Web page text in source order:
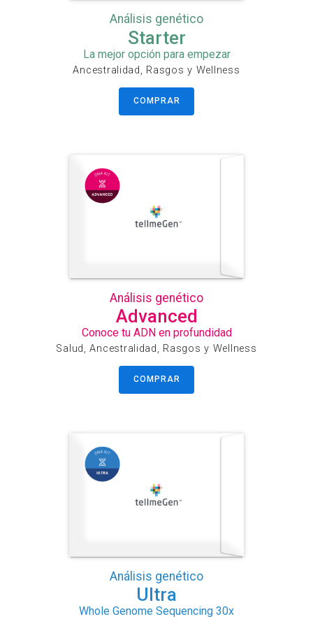
Análisis genético
Starter
La mejor opción para empezar
Ancestralidad, Rasgos y Wellness
COMPRAR
Análisis genético
Advanced
Conoce tu ADN en profundidad
Salud, Ancestralidad, Rasgos y Wellness
COMPRAR
Análisis genético
Ultra
Whole Genome Sequencing 30x